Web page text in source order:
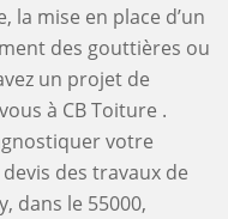
la mise en place d’un
des gouttières ou
un projet de
à CB Toiture .
votre
des travaux de
dans le 55000,